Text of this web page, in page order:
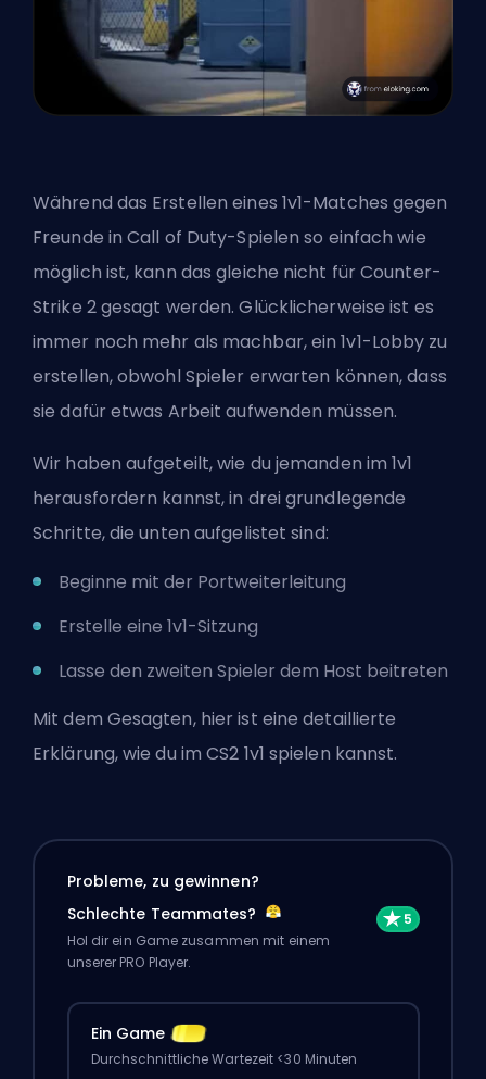
Während das Erstellen eines 1v1-Matches gegen
Freunde in Call of Duty-Spielen so einfach wie
möglich ist, kann das gleiche nicht für Counter-
Strike 2 gesagt werden. Glücklicherweise ist es
immer noch mehr als machbar, ein 1v1-Lobby zu
erstellen, obwohl Spieler erwarten können, dass
sie dafür etwas Arbeit aufwenden müssen.
Wir haben aufgeteilt, wie du jemanden im 1v1
herausfordern kannst, in drei grundlegende
Schritte, die unten aufgelistet sind:
Beginne mit der Portweiterleitung
Erstelle eine 1v1-Sitzung
Lasse den zweiten Spieler dem Host beitreten
Mit dem Gesagten, hier ist eine detaillierte
Erklärung, wie du im CS2 1v1 spielen kannst.
Probleme, zu gewinnen?
Schlechte Teammates?
Hol dir ein Game zusammen mit einem
unserer PRO Player.
Ein Game
Durchschnittliche Wartezeit <30 Minuten